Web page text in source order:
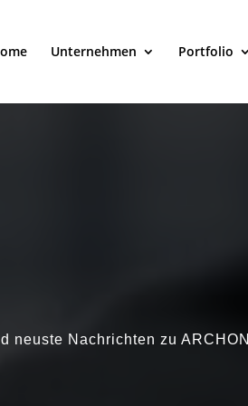
Unternehmen Portfolio
neuste Nachrichten zu ARCHON